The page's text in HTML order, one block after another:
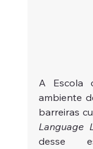
A Escola
ambiente
barreiras
Language
desse